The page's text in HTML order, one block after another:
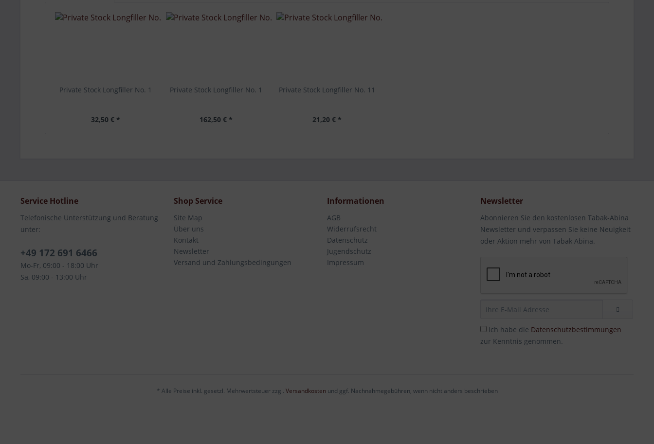
Private Stock Longfiller No. 1
32,50 € *
Private Stock Longfiller No. 1
162,50 € *
Private Stock Longfiller No. 11
21,20 € *
Service Hotline
Telefonische Unterstützung und Beratung
unter:
+49 172 691 6466
Mo-Fr, 09:00 - 18:00 Uhr
Sa, 09:00 - 13:00 Uhr
Shop Service
Site Map
Über uns
Kontakt
Newsletter
Versand und Zahlungsbedingungen
Informationen
AGB
Widerrufsrecht
Datenschutz
Jugendschutz
Impressum
Newsletter
Abonnieren Sie den kostenlosen Tabak-Abina
Newsletter und verpassen Sie keine Neuigkeit
oder Aktion mehr von Tabak Abina.
Ich habe die Datenschutzbestimmungen
zur Kenntnis genommen.
* Alle Preise inkl. gesetzl. Mehrwertsteuer zzgl. Versandkostenund ggf. Nachnahmegebühren, wenn nicht anders beschrieben